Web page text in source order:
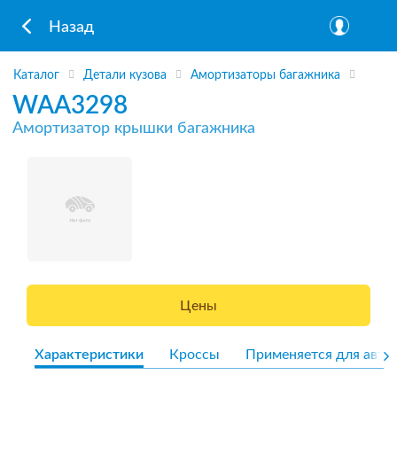
Назад
Каталог Детали кузова Амортизаторы багажника
WAA3298
Амортизатор крышки багажника
Цены
Характеристики Кроссы Применяется для авто